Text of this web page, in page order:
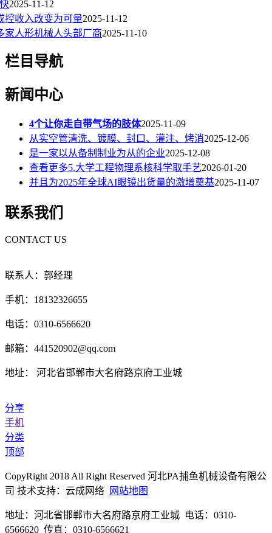
2025-11-12
控收入改变为可量2025-11-12
家人形机械人头部厂商2025-11-10
栏目导航
新闻中心
4个让你走自带气场的肢体2025-11-09
从实空管清洗、镀膜、封口、灌注、烤消2025-12-06
是一家以从备制制业为从的企业2025-12-08
查看更多5.大学工程物理系核科学取手艺2026-01-20
并且为2025年全球AI眼镜出货量的激增奠基2025-11-07
联系我们
CONTACT US
联系人：郭经理
手机：18132326655
电话：0310-6566620
邮箱：441520902@qq.com
地址： 河北省邯郸市大名府路京府工业城
分享
手机
分类
顶部
CopyRight 2018 All Right Reserved 河北PA捕鱼机械设备有限公
司 技术支持：云成网络
网站地图
地址：河北省邯郸市大名府路京府工业城 电话：0310-
6566620 传真：0310-6566621